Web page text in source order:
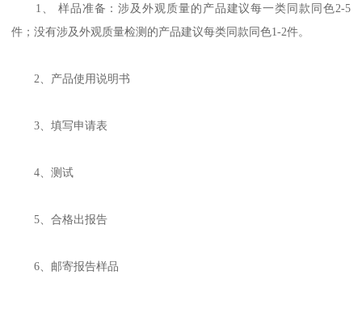
1、 样品准备：涉及外观质量的产品建议每一类同款同色2-5
件；没有涉及外观质量检测的产品建议每类同款同色1-2件。
2、产品使用说明书
3、填写申请表
4、测试
5、合格出报告
6、邮寄报告样品